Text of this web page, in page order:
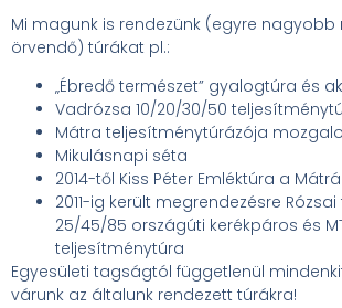
Mi magunk is rendezünk (egyre nagyobb
örvendő) túrákat pl.:
„Ébredő természet” gyalogtúra és
Vadrózsa 10/20/30/50
Mátra teljesítménytúrázója
Mikulásnapi séta
2014-től Kiss Péter Emléktúra a
2011-ig került megrendezésre
25/45/85 országúti kerékpáros és
teljesítménytúra
Egyesületi tagságtól függetlenül
várunk az általunk rendezett túrákra!